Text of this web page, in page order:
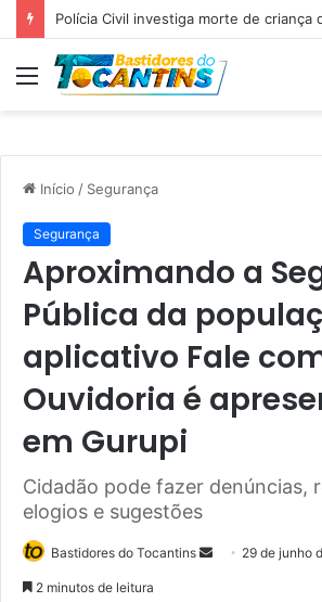
Menu
Início / Segurança
Segurança
Aproximando a
Pública da
aplicativo Fale
Ouvidoria é
em Gurupi
Cidadão pode fazer denúncias,
elogios e sugestões
Bastidores do Tocantins 29 de junho
2 minutos de leitura